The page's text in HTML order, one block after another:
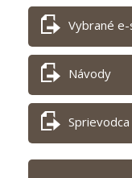
Vybrané
Návody
Sprievodca